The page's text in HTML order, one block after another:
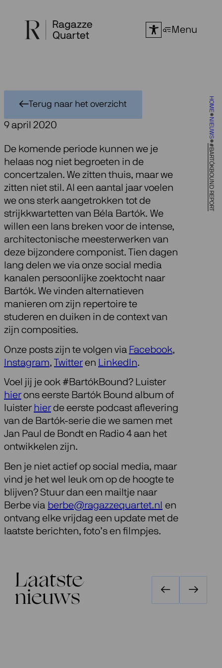
HOME
NIEUWS
#BARTÓKBOUND REPORT
Menu
9 april 2020
Terug naar het overzicht
De komende periode kunnen we je
helaas nog niet begroeten in de
concertzalen. We zitten thuis, maar we
zitten niet stil. Al een aantal jaar voelen
we ons sterk aangetrokken tot de
strijkkwartetten van Béla Bartók. We
willen een lans breken voor de intense,
architectonische meesterwerken van
deze bijzondere componist. Tien dagen
lang delen we via onze social media
kanalen persoonlijke zoektocht naar
Bartók. We vinden alternatieven
manieren om zijn repertoire te
studeren en duiken in de context van
zijn composities.
Onze posts zijn te volgen via Facebook,
Instagram, Twitteren LinkedIn.
Voel jij je ook #BartókBound? Luister
hierons eerste Bartók Bound album of
luister hierde eerste podcast aflevering
van de Bartók-serie die we samen met
Jan Paul de Bondt en Radio 4 aan het
ontwikkelen zijn.
Ben je niet actief op social media, maar
vind je het wel leuk om op de hoogte te
blijven? Stuur dan een mailtje naar
Berbe via berbe@ragazzequartet.nl en
ontvang elke vrijdag een update met de
laatste berichten, foto’s en filmpjes.
Laatste
nieuws